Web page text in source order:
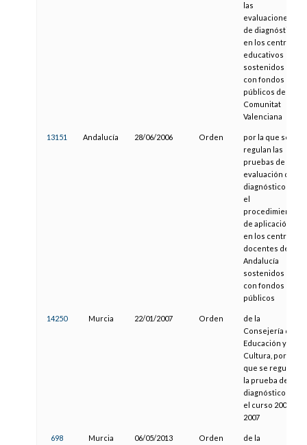
las
evaluaciones
de diagnóstico
en los centros
educativos
sostenidos
con fondos
públicos de la
Comunitat
Valenciana
13151 Andalucía 28/06/2006 Orden
por la que se
regulan las
pruebas de la
evaluación de
diagnóstico y
el
procedimiento
de aplicación
en los centros
docentes de
Andalucía
sostenidos
con fondos
públicos
14250 Murcia 22/01/2007 Orden
de la
Consejería de
Educación y
Cultura, por la
que se regula
la prueba de
diagnóstico en
el curso 2006-
2007
698 Murcia 06/05/2013 Orden
de la